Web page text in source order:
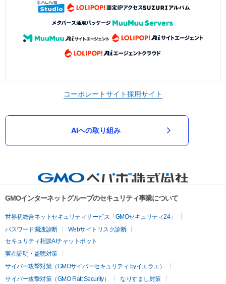
コーポレートサイト採用サイト
AIへの取り組み
GMOインターネットグループのセキュリティ事業について
世界初総合ネットセキュリティサービス「GMOセキュリティ24」
パスワード漏洩診断
Webサイトリスク診断
セキュリティ相談AIチャットボット
実在証明・盗聴対策
サイバー攻撃対策（GMOサイバーセキュリティ byイエラエ）
サイバー攻撃対策（GMO Flatt Security）
なりすまし対策